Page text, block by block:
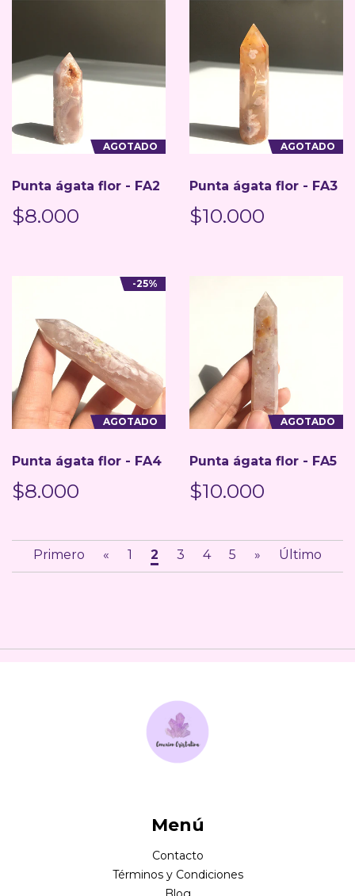
AGOTADO
Punta ágata flor - FA2
$8.000
AGOTADO
Punta ágata flor - FA3
$10.000
-25%
AGOTADO
Punta ágata flor - FA4
$8.000
AGOTADO
Punta ágata flor - FA5
$10.000
Primero « 1 2 3 4 5 » Último
Menú
Contacto
Términos y Condiciones